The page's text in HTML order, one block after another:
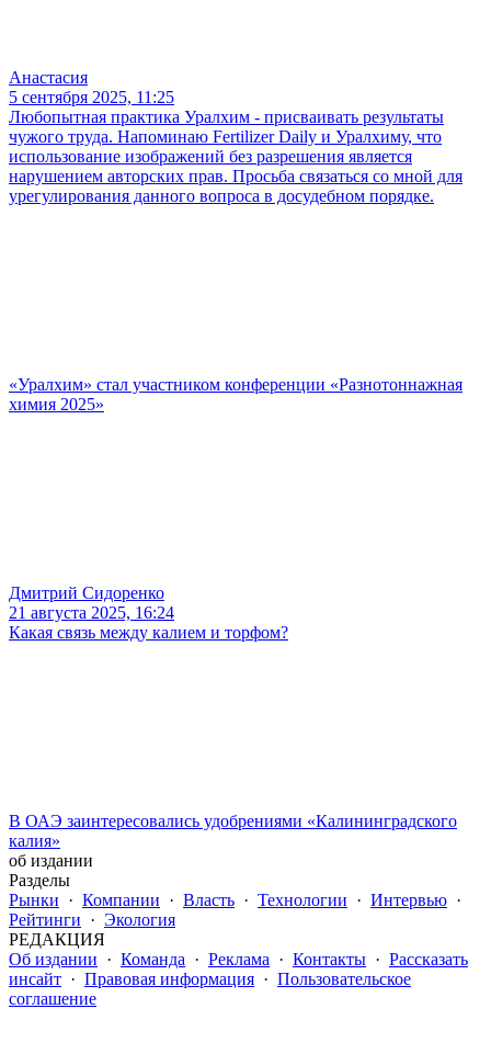
Анастасия
5 сентября 2025, 11:25
Любопытная практика Уралхим - присваивать результаты
чужого труда. Напоминаю Fertilizer Daily и Уралхиму, что
использование изображений без разрешения является
нарушением авторских прав. Просьба связаться со мной для
урегулирования данного вопроса в досудебном порядке.
«Уралхим» стал участником конференции «Разнотоннажная
химия 2025»
Дмитрий Сидоренко
21 августа 2025, 16:24
Какая связь между калием и торфом?
В ОАЭ заинтересовались удобрениями «Калининградского
калия»
об издании
Разделы
Рынки · Компании · Власть · Технологии · Интервью ·
Рейтинги · Экология
РЕДАКЦИЯ
Об издании · Команда · Реклама · Контакты · Рассказать
инсайт · Правовая информация · Пользовательское
соглашение